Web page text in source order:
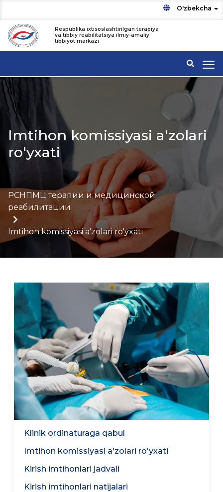
O'zbekcha
Respublika ixtisoslashtirilgan terapiya
va tibbiy reabilitatsiya ilmiy-amaliy
tibbiyot markazi
Imtihon komissiyasi a'zolari
ro'yxati
РСНПМЦ терапии и медицинской
реабилитации
Imtihon komissiyasi a'zolari ro'yxati
Klinik ordinaturaga qabul
Imtihon komissiyasi a'zolari ro'yxati
Kirish imtihonlari jadvali
Kirish imtihonlari natijalari